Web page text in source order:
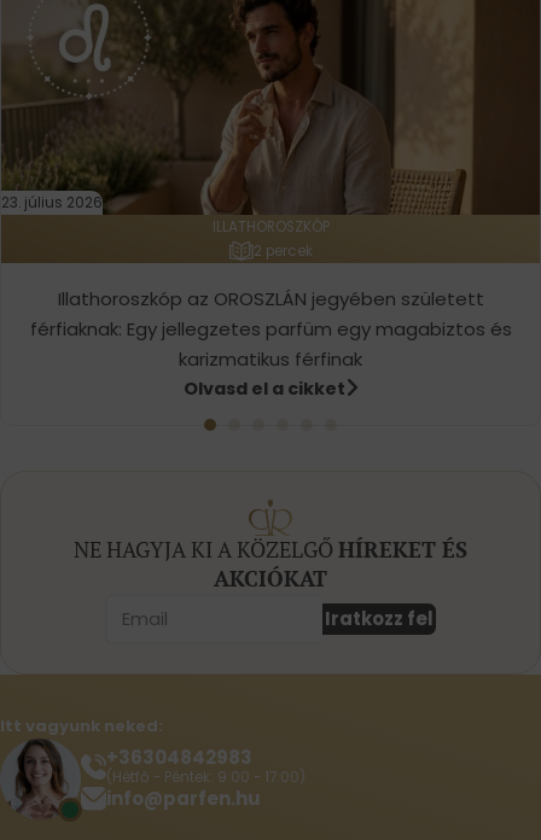
23. július 2026
ILLATHOROSZKÓP
2 percek
Illathoroszkóp az OROSZLÁN jegyében született
férfiaknak: Egy jellegzetes parfüm egy magabiztos és
karizmatikus férfinak
Olvasd el a cikket
NE HAGYJA KI A KÖZELGŐ HÍREKET ÉS
AKCIÓKAT
Iratkozz fel
Itt vagyunk neked:
+36304842983
(Hétfő - Péntek: 9:00 - 17:00)
info@parfen.hu